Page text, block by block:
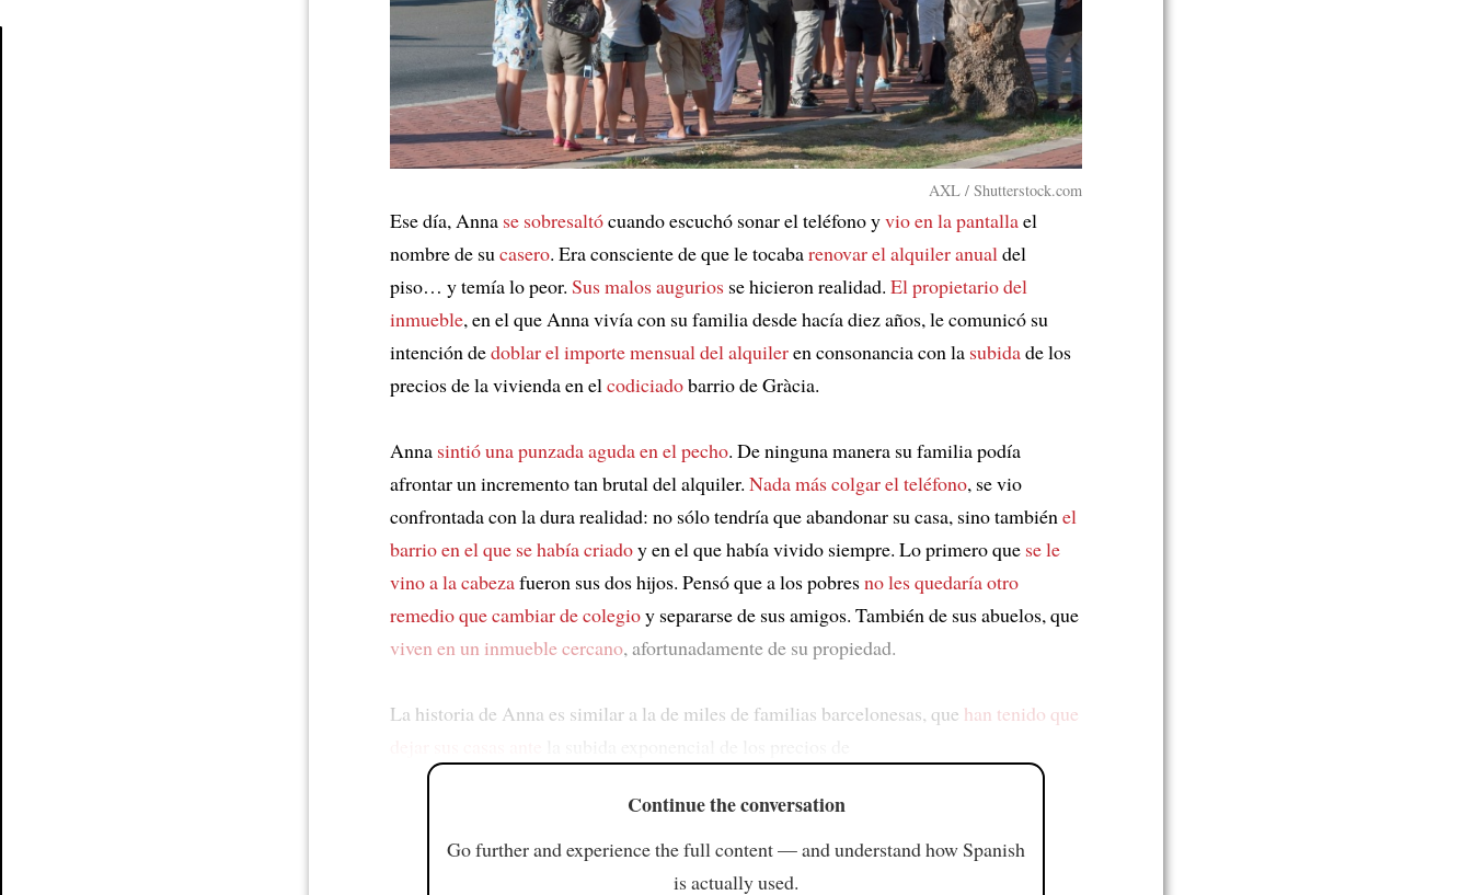
AXL / Shutterstock.com
Ese día, Anna se sobresaltócuando escuchó sonar el teléfono yvio en la pantallael
nombre de su casero. Era consciente de que le tocabarenovar el alquiler anual del
piso… y temía lo peor. Sus malos augurios se hicieron realidad. El propietario del
inmueble, en el que Anna vivía con su familia desde hacía diez años, le comunicó su
intención dedoblar el importe mensual del alquileren consonancia con la subidade los
precios de la vivienda en el codiciadobarrio de Gràcia.
Anna sintió una punzada aguda en el pecho. De ninguna manera su familia podía
afrontar un incremento tan brutal del alquiler. Nada más colgar el teléfono, se vio
confrontada con la dura realidad: no sólo tendría que abandonar su casa, sino también el
barrio en el que se había criadoy en el que había vivido siempre. Lo primero que se le
vino a la cabezafueron sus dos hijos. Pensó que a los pobresno les quedaría otro
remedio que cambiar de colegioy separarse de sus amigos. También de sus abuelos, que
viven en un inmueble cercano, afortunadamente de su propiedad.
La historia de Anna es similar a la de miles de familias barcelonesas, que han tenido que
Continue the conversation
Go further and experience the full content — and understand how Spanish
is actually used.